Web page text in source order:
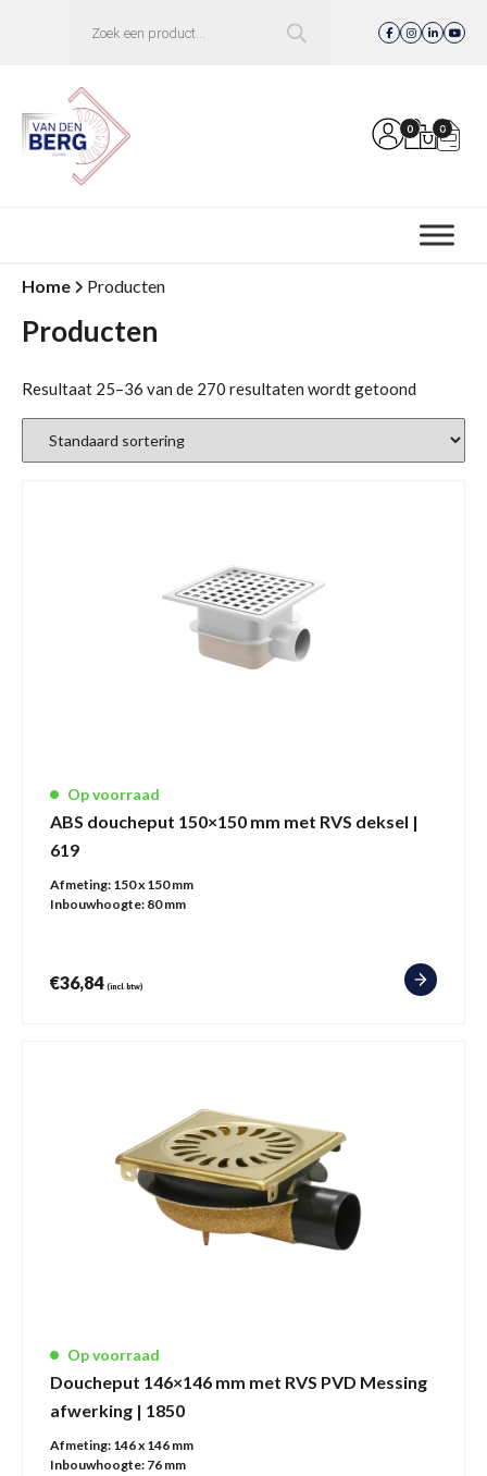
zoeken
0 0
Home Producten
Producten
Resultaat 25–36 van de 270 resultaten wordt getoond
Op voorraad
ABS doucheput 150×150 mm met RVS deksel |
619
Afmeting: 150 x 150 mm
Inbouwhoogte: 80 mm
€36,84 (incl. btw)
Op voorraad
Doucheput 146×146 mm met RVS PVD Messing
afwerking | 1850
Afmeting: 146 x 146 mm
Inbouwhoogte: 76 mm